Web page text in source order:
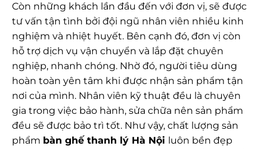
Còn những khách lần đầu đến với đơn vị, sẽ được
tư vấn tận tình bởi đội ngũ nhân viên nhiều kinh
nghiệm và nhiệt huyết. Bên cạnh đó, đơn vị còn
hỗ trợ dịch vụ vận chuyển và lắp đặt chuyên
nghiệp, nhanh chóng. Nhờ đó, người tiêu dùng
hoàn toàn yên tâm khi được nhận sản phẩm tận
nơi của mình. Nhân viên kỹ thuật đều là chuyên
gia trong việc bảo hành, sửa chữa nên sản phẩm
đều sẽ được bảo trì tốt. Như vậy, chất lượng sản
phẩm bàn ghế thanh lý Hà Nội luôn bền đẹp